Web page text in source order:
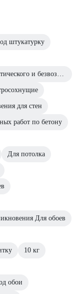
штукатурку
Нанесение кистью, валиком, методом пневматического и безвоздушного распыления.
для стен
работ по бетону
Для потолка
Для обоев
10 кг
обои